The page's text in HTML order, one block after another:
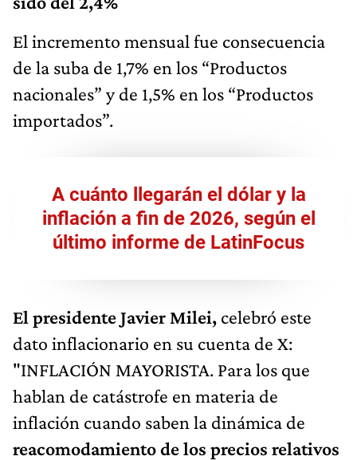
El incremento mensual fue consecuencia
de la suba de 1,7% en los “Productos
nacionales” y de 1,5% en los “Productos
importados”.
A cuánto llegarán el dólar y la
inflación a fin de 2026, según el
último informe de LatinFocus
El presidente Javier Milei, celebró este
dato inflacionario en su cuenta de X:
"INFLACIÓN MAYORISTA. Para los que
hablan de catástrofe en materia de
inflación cuando saben la dinámica de
reacomodamiento de los precios relativos